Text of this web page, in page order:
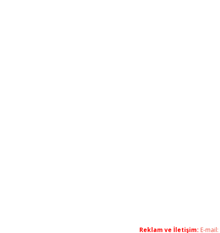
Reklam ve İletişim: E-mail: